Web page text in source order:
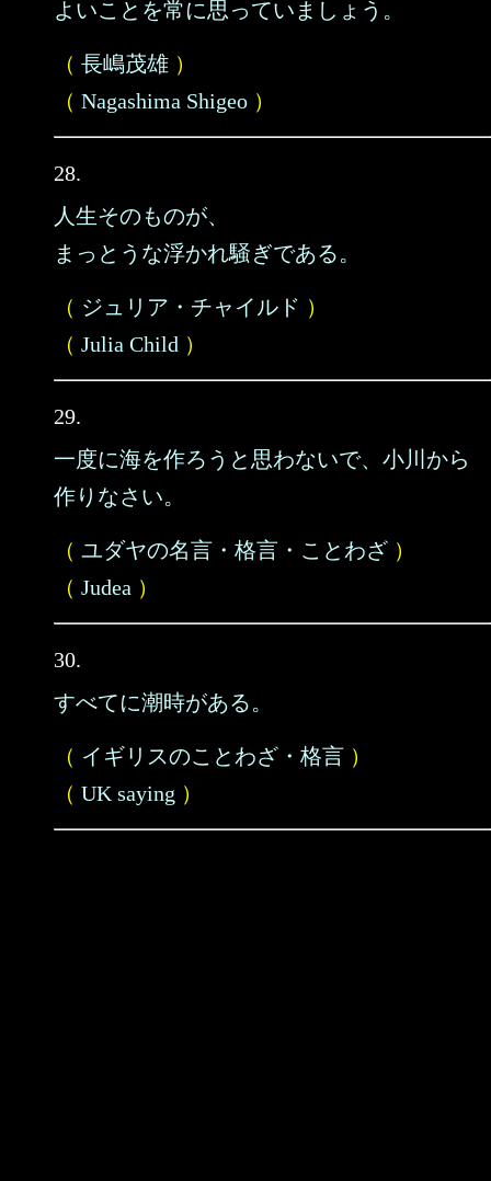
よいことを常に思っていましょう。
（ 長嶋茂雄 ）
（ Nagashima Shigeo ）
28.
人生そのものが、
まっとうな浮かれ騒ぎである。
（ ジュリア・チャイルド ）
（ Julia Child ）
29.
一度に海を作ろうと思わないで、小川から
作りなさい。
（ ユダヤの名言・格言・ことわざ ）
（ Judea ）
30.
すべてに潮時がある。
（ イギリスのことわざ・格言 ）
（ UK saying ）